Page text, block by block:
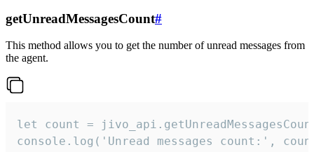
getUnreadMessagesCount#
This method allows you to get the number of unread messages from
the agent.
let count =
console.log('Unread messages count:',